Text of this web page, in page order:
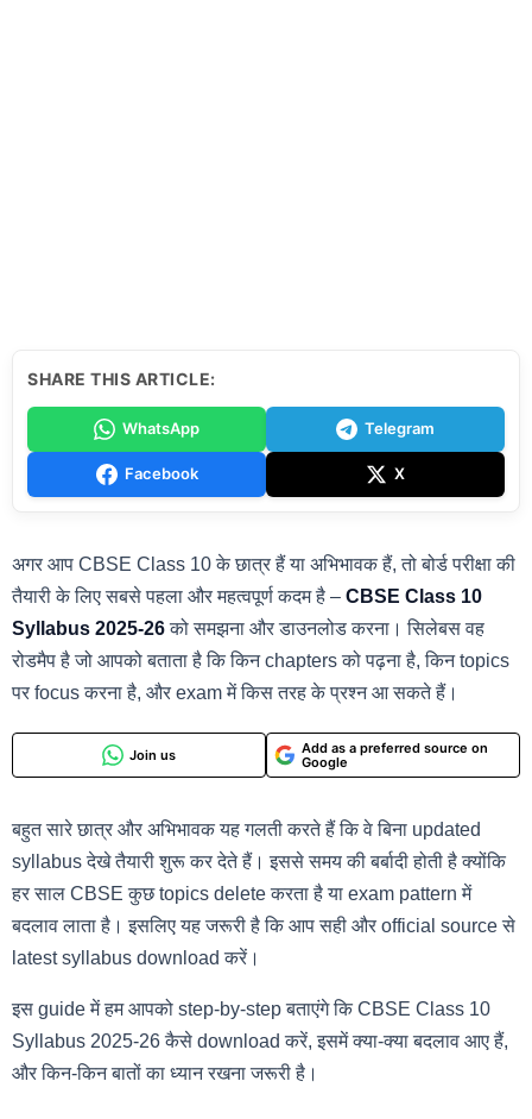
SHARE THIS ARTICLE:
WhatsApp Telegram
Facebook X
अगर आप CBSE Class 10 के छात्र हैं या अभिभावक हैं, तो बोर्ड परीक्षा की
तैयारी के लिए सबसे पहला और महत्वपूर्ण कदम है – CBSE Class 10
Syllabus 2025-26को समझना और डाउनलोड करना। सिलेबस वह
रोडमैप है जो आपको बताता है कि किन chapters को पढ़ना है, किन topics
पर focus करना है, और exam में किस तरह के प्रश्न आ सकते हैं।
Join us
Add as a preferred source on
Google
बहुत सारे छात्र और अभिभावक यह गलती करते हैं कि वे बिना updated
syllabus देखे तैयारी शुरू कर देते हैं। इससे समय की बर्बादी होती है क्योंकि
हर साल CBSE कुछ topics delete करता है या exam pattern में
बदलाव लाता है। इसलिए यह जरूरी है कि आप सही और official source से
latest syllabus download करें।
इस guide में हम आपको step-by-step बताएंगे कि CBSE Class 10
Syllabus 2025-26 कैसे download करें, इसमें क्या-क्या बदलाव आए हैं,
और किन-किन बातों का ध्यान रखना जरूरी है।